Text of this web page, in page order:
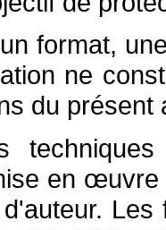
format,
ne
du présent
en œuvre